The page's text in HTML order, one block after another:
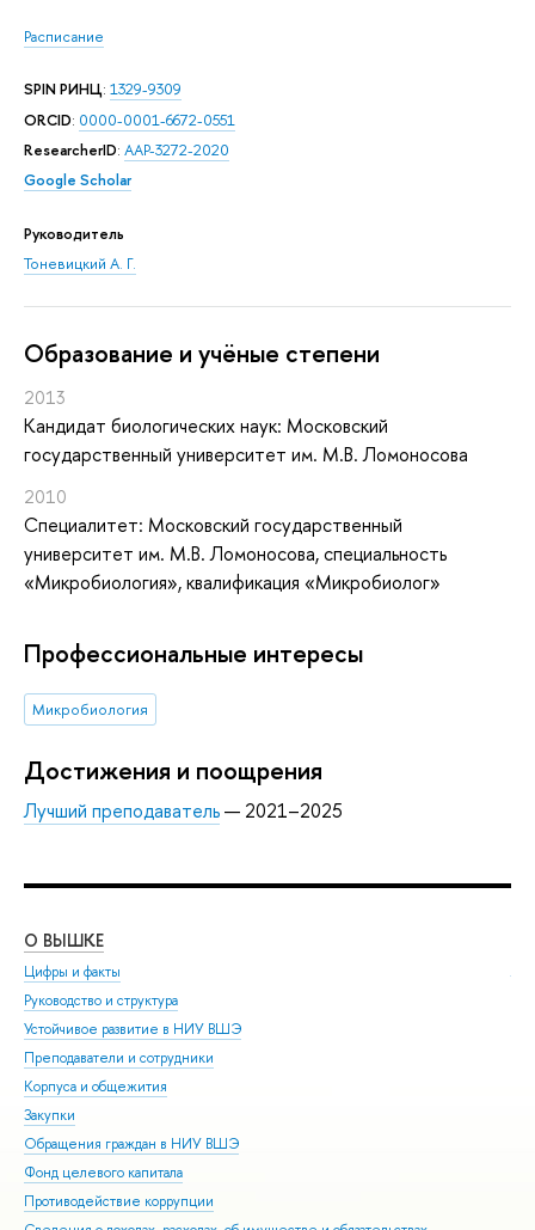
Расписание
SPIN РИНЦ: 1329-9309
ORCID: 0000-0001-6672-0551
ResearcherID: AAP-3272-2020
Google Scholar
Руководитель
Тоневицкий А. Г.
Oбразование и учёные степени
2013
Кандидат биологических наук: Московский
государственный университет им. М.В. Ломоносова
2010
Специалитет: Московский государственный
университет им. М.В. Ломоносова, специальность
«Микробиология», квалификация «Микробиолог»
Профессиональные интересы
Микробиология
Достижения и поощрения
Лучший преподаватель— 2021–2025
О ВЫШКЕ
Цифры и факты
Руководство и структура
Устойчивое развитие в НИУ ВШЭ
Преподаватели и сотрудники
Корпуса и общежития
Закупки
Обращения граждан в НИУ ВШЭ
Фонд целевого капитала
Противодействие коррупции